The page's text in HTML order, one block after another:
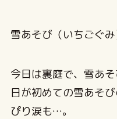
雪あそび（いちごぐみ
今日は裏庭で、雪あ
日が初めての雪あそ
ぴり涙も…。